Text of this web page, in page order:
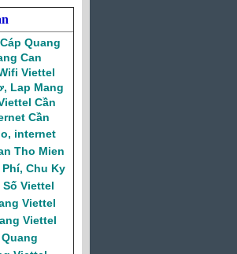
Cáp Quang
Can
Viettel
, Lap Mang
Cần
Cần
, internet
Tho Mien
, Chu Ky
Viettel
Viettel
Viettel